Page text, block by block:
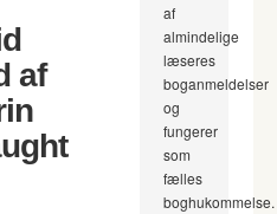
af
af
almindelige
læseres
boganmeldelser
og
fungerer
som
fælles
boghukommelse.